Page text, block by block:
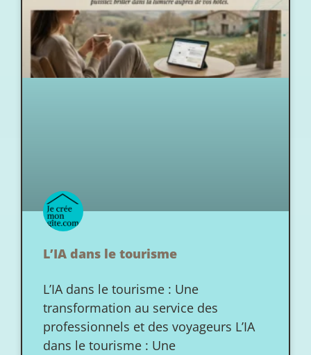
L’IA dans le tourisme
L’IA dans le tourisme : Une
transformation au service des
professionnels et des voyageurs L’IA
dans le tourisme : Une